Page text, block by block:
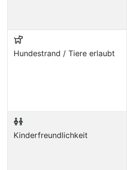
Hundestrand / Tiere erlaubt
Kinderfreundlichkeit